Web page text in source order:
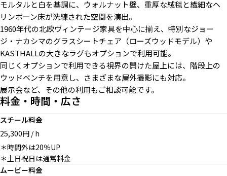
絨毯とヴィンテージチェア
プロップ演出が可能な窓台
北からの安定した光の寝室 ネイビーのベルベットカーテン
モルタルと白を基調に、ウォルナット壁、重厚な絨毯と繊細なヘ
リンボーン床が洗練された空間を演出。
1960年代の北欧ヴィンテージ家具を中心に揃え、特別なジョー
ジ・ナカシマのグラスシートチェア（ローズウッドモデル）や
KASTHALLの大きなラグもオプションで利用可能。
同じくオプションで利用できる視界の開けた屋上には、階段上の
ウッドベンチを用意し、さまざまな屋外撮影にも対応。
展示会など、その他の利用もご相談可能です。
料金・時間・広さ
スチール料金
25,300円 / h
＊時間外は20％UP
＊土日祝日は通常料金
ムービー料金